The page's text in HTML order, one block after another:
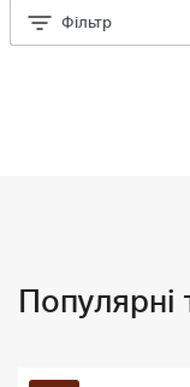
Фільтр
Популярні